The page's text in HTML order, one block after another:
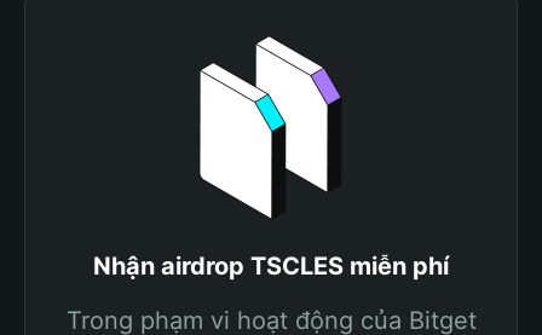
Nhận airdrop TSCLES miễn phí
Trong phạm vi hoạt động của Bitget